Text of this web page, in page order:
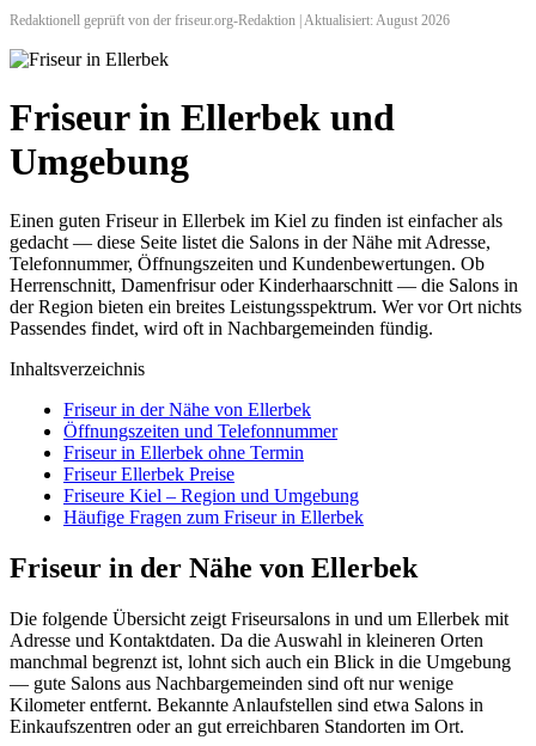
Redaktionell geprüft von der friseur.org-Redaktion | Aktualisiert: August 2026
Friseur in Ellerbek und
Umgebung
Einen guten Friseur in Ellerbek im Kiel zu finden ist einfacher als
gedacht — diese Seite listet die Salons in der Nähe mit Adresse,
Telefonnummer, Öffnungszeiten und Kundenbewertungen. Ob
Herrenschnitt, Damenfrisur oder Kinderhaarschnitt — die Salons in
der Region bieten ein breites Leistungsspektrum. Wer vor Ort nichts
Passendes findet, wird oft in Nachbargemeinden fündig.
Inhaltsverzeichnis
Friseur in der Nähe von Ellerbek
Öffnungszeiten und Telefonnummer
Friseur in Ellerbek ohne Termin
Friseur Ellerbek Preise
Friseure Kiel – Region und Umgebung
Häufige Fragen zum Friseur in Ellerbek
Friseur in der Nähe von Ellerbek
Die folgende Übersicht zeigt Friseursalons in und um Ellerbek mit
Adresse und Kontaktdaten. Da die Auswahl in kleineren Orten
manchmal begrenzt ist, lohnt sich auch ein Blick in die Umgebung
— gute Salons aus Nachbargemeinden sind oft nur wenige
Kilometer entfernt. Bekannte Anlaufstellen sind etwa Salons in
Einkaufszentren oder an gut erreichbaren Standorten im Ort.